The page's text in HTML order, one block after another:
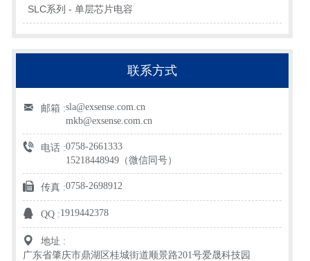
SLC系列 - 单层芯片电容
联系方式
邮箱 :sla@exsense.com.cn
mkb@exsense.com.cn
电话 :0758-2661333
15218448949（微信同号）
传真 :0758-2698912
QQ :1919442378
地址 :
广东省肇庆市鼎湖区桂城街道顺景路201号爱晟科技园